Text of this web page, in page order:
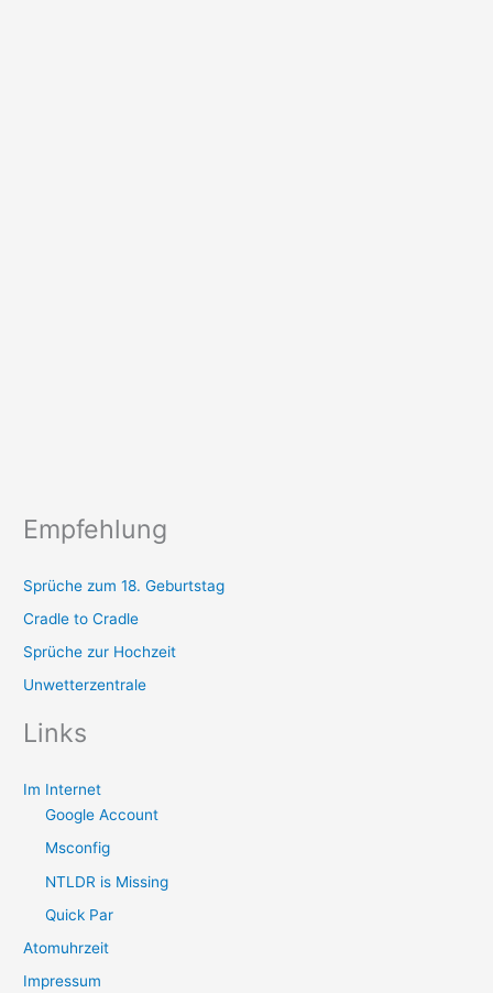
Empfehlung
Sprüche zum 18. Geburtstag
Cradle to Cradle
Sprüche zur Hochzeit
Unwetterzentrale
Links
Im Internet
Google Account
Msconfig
NTLDR is Missing
Quick Par
Atomuhrzeit
Impressum